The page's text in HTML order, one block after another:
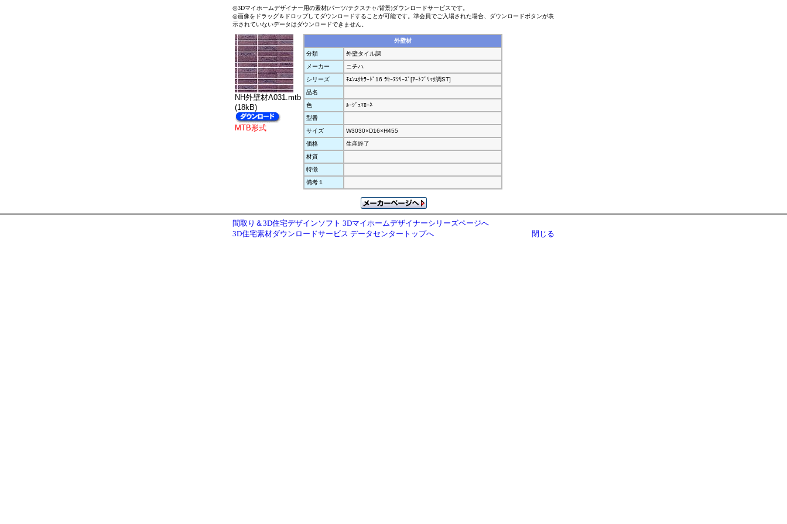
◎3Dマイホームデザイナー用の素材(パーツ/テクスチャ/背景)ダウンロードサービスです。
◎画像をドラッグ＆ドロップしてダウンロードすることが可能です。準会員でご入場された場合、ダウンロードボタンが表
示されていないデータはダウンロードできません。
NH外壁材A031.mtb
(18kB)
MTB形式
外壁材
分類
外壁タイル調
メーカー
ニチハ
シリーズ
ﾓｴﾝｴｸｾﾗｰﾄﾞ16 ﾗｾｰﾇｼﾘｰｽﾞ[ｱｰﾄﾌﾞﾘｯｸ調ST]
品名
色
ﾙｰｼﾞｭﾏﾛｰﾈ
型番
サイズ
W3030×D16×H455
価格
生産終了
材質
特徴
備考１
間取り＆3D住宅デザインソフト 3Dマイホームデザイナーシリーズページへ
3D住宅素材ダウンロードサービス データセンタートップへ
閉じる